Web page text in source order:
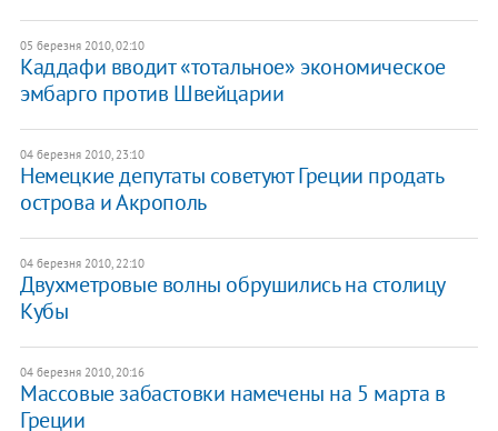
05 березня 2010, 02:10
Каддафи вводит «тотальное» экономическое
эмбарго против Швейцарии
04 березня 2010, 23:10
Немецкие депутаты советуют Греции продать
острова и Акрополь
04 березня 2010, 22:10
Двухметровые волны обрушились на столицу
Кубы
04 березня 2010, 20:16
Массовые забастовки намечены на 5 марта в
Греции